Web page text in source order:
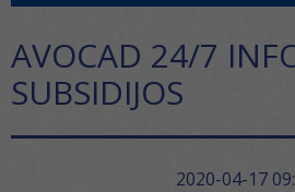
AVOCAD 24/7
SUBSIDIJOS
2020-04-17